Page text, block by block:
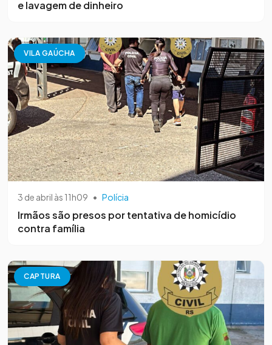
e lavagem de dinheiro
VILA GAÚCHA
3 de abril às 11h09 • Polícia
Irmãos são presos por tentativa de homicídio
contra família
CAPTURA